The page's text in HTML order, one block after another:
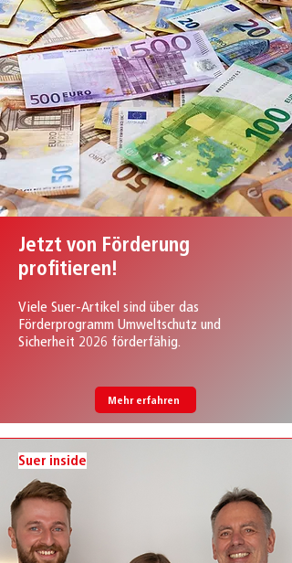
Jetzt von Förderung
profitieren!
Viele Suer-Artikel sind über das
Förderprogramm Umweltschutz und
Sicherheit 2026 förderfähig.
Mehr erfahren
Suer inside